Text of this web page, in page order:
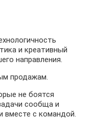
и креативный
направления.
продажам.
не боятся
сообща и
вместе с командой.